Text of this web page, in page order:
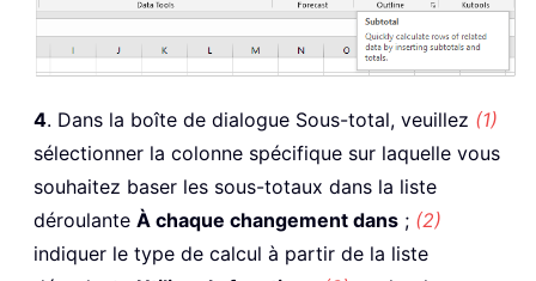
4. Dans la boîte de dialogue Sous-total, veuillez (1)
sélectionner la colonne spécifique sur laquelle vous
souhaitez baser les sous-totaux dans la liste
déroulante À chaque changement dans ; (2)
indiquer le type de calcul à partir de la liste